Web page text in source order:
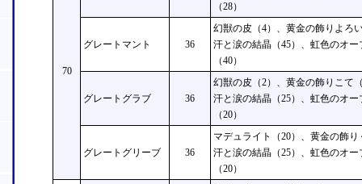
70
（28）
グレートマント 36
幻獣の皮（4）、黄金の飾りよろ
汗と涙の結晶（45）、虹色のオ
（40）
グレートグラブ 36
幻獣の皮（2）、黄金の飾りこて
汗と涙の結晶（25）、虹色のオ
（20）
グレートグリーブ 36
マデュライト（20）、黄金の飾り
汗と涙の結晶（25）、虹色のオ
（20）